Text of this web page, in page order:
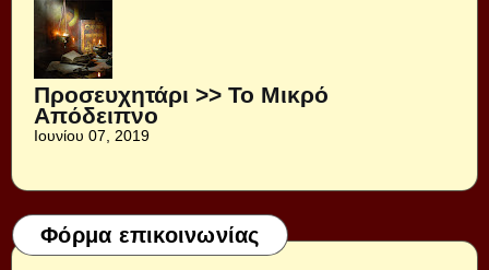
Προσευχητάρι >> Το Μικρό
Απόδειπνο
Ιουνίου 07, 2019
Φόρμα επικοινωνίας